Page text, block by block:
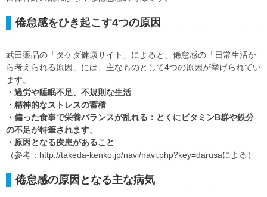
倦怠感をひき起こす4つの原因
武田薬品の「タケダ健康サイト」によると、倦怠感の「日常生活か
ら考えられる原因」には、主なものとして4つの原因が挙げられてい
ます。
・過労や睡眠不足、不規則な生活
・精神的なストレスの蓄積
・偏った食事で栄養バランスが乱れる：とくにビタミンB群や鉄分
の不足が特筆されます。
・原因となる疾患があること
（参考：http://takeda-kenko.jp/navi/navi.php?key=darusaによる）
倦怠感の原因となる主な病気